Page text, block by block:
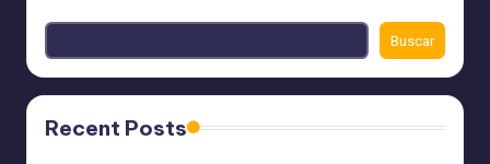
Buscar
Recent Posts